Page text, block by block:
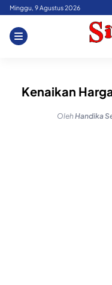
Skip
content
Minggu, 9 Agustus 2026
Kenaikan
OlehHandika